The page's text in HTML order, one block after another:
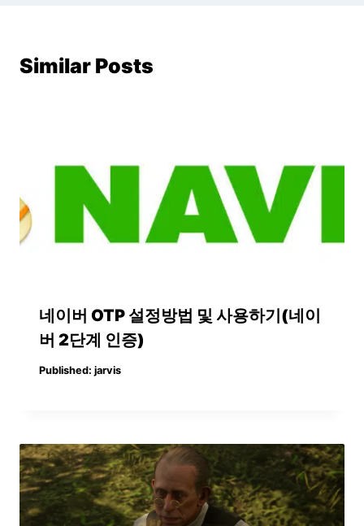
Similar Posts
네이버 OTP 설정방법 및 사용하기(네이
버 2단계 인증)
Published: jarvis